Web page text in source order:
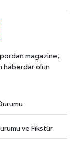
magazine,
haberdar olun
ve Fikstür